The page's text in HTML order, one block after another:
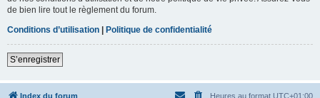
de bien lire tout le règlement du forum.
Conditions d’utilisation | Politique de confidentialité
S’enregistrer
Index du forum Heures au format UTC+01:00